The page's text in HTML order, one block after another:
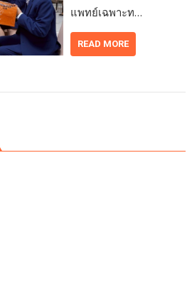
แพทย์เฉพาะท…
READ MORE